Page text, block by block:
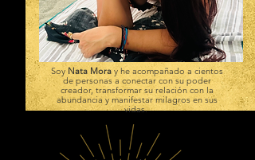
Soy Nata Moray he acompañado a cientos
de personas a conectar con su poder
creador, transformar su relación con la
abundancia y manifestar milagros en sus
vidas.